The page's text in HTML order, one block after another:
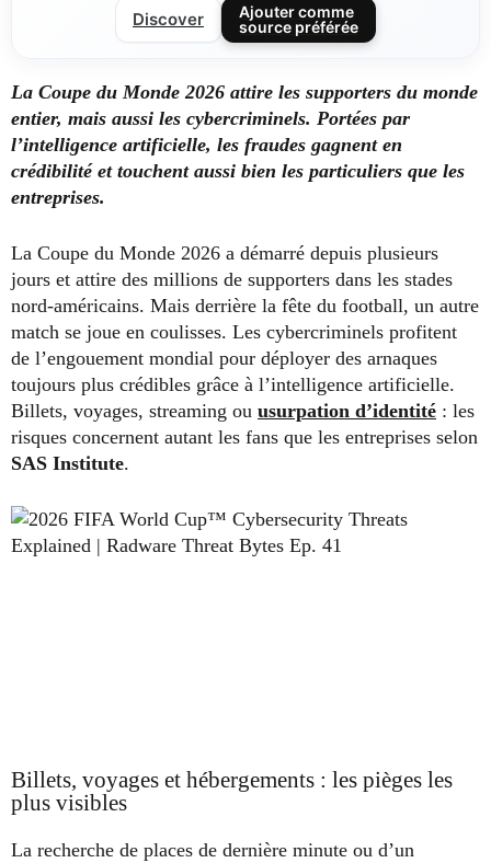
Discover
Ajouter comme
source préférée
La Coupe du Monde 2026 attire les supporters du monde
entier, mais aussi les cybercriminels. Portées par
l’intelligence artificielle, les fraudes gagnent en
crédibilité et touchent aussi bien les particuliers que les
entreprises.
La Coupe du Monde 2026 a démarré depuis plusieurs
jours et attire des millions de supporters dans les stades
nord-américains. Mais derrière la fête du football, un autre
match se joue en coulisses. Les cybercriminels profitent
de l’engouement mondial pour déployer des arnaques
toujours plus crédibles grâce à l’intelligence artificielle.
Billets, voyages, streaming ou usurpation d’identité : les
risques concernent autant les fans que les entreprises selon
SAS Institute.
Billets, voyages et hébergements : les pièges les
plus visibles
La recherche de places de dernière minute ou d’un